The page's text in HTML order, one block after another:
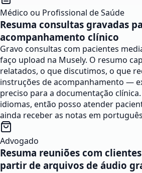
Médico ou Profissional de Saúde
Resuma consultas gravadas
acompanhamento clínico
Gravo consultas com pacientes
faço upload na Musely. O resumo
relatados, o que discutimos, o que
instruções de acompanhamento —
preciso para a documentação
idiomas, então posso atender
ainda receber as notas em
Advogado
Resuma reuniões com
partir de arquivos de áudio